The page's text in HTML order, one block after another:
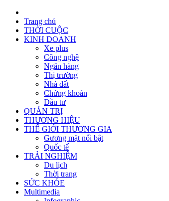
Trang chủ
THỜI CUỘC
KINH DOANH
Xe plus
Công nghệ
Ngân hàng
Thị trường
Nhà đất
Chứng khoán
Đầu tư
QUẢN TRỊ
THƯƠNG HIỆU
THẾ GIỚI THƯƠNG GIA
Gương mặt nổi bật
Quốc tế
TRẢI NGHIỆM
Du lịch
Thời trang
SỨC KHỎE
Multimedia